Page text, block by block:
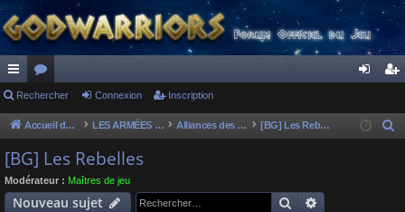
ac
co
ur
ci
or
u
m
s
ne cri
Rechercher Connexion Inscription
Accueil du forum LES ARMÉES DIVINES - FORUMS DE CLAN Alliances des clans [BG] Les Rebelles
[BG] Les Rebelles
Modérateur : Maîtres de jeu
Nouveau sujet Rechercher